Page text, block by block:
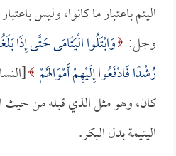
اليتم باعتبار ما كانوا، وليس
وجل: وَابْتَلُوا الْيَتَامَى حَتَّى إِذَا
رُشْدًا فَادْفَعُوا إِلَيْهِمْ أَمْوَالَهُمْ
كان، وهو مثل الذي قبله من حيث
اليتيمة بدل البكر.